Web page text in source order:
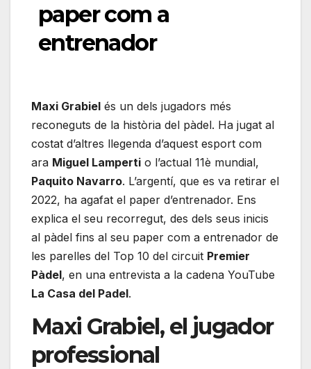
paper com a
entrenador
Maxi Grabiel és un dels jugadors més
reconeguts de la història del pàdel. Ha jugat al
costat d’altres llegenda d’aquest esport com
ara Miguel Lamperti o l’actual 11è mundial,
Paquito Navarro. L’argentí, que es va retirar el
2022, ha agafat el paper d’entrenador. Ens
explica el seu recorregut, des dels seus inicis
al pàdel fins al seu paper com a entrenador de
les parelles del Top 10 del circuit Premier
Pàdel, en una entrevista a la cadena YouTube
La Casa del Padel.
Maxi Grabiel, el jugador
professional